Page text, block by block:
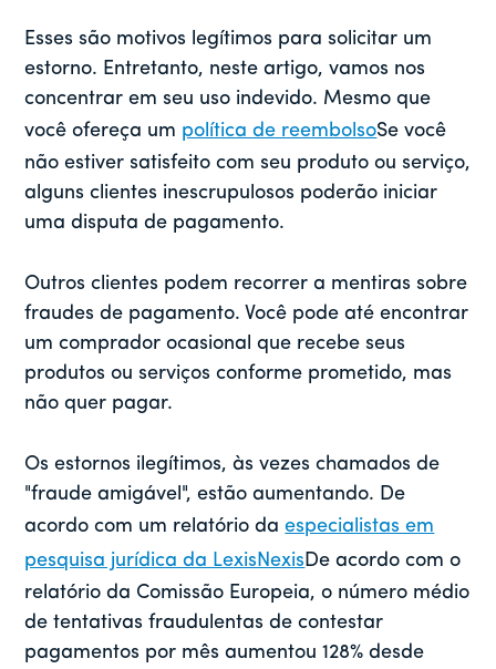
Esses são motivos legítimos para solicitar um
estorno. Entretanto, neste artigo, vamos nos
concentrar em seu uso indevido. Mesmo que
você ofereça um política de reembolsoSe você
não estiver satisfeito com seu produto ou serviço,
alguns clientes inescrupulosos poderão iniciar
uma disputa de pagamento.
Outros clientes podem recorrer a mentiras sobre
fraudes de pagamento. Você pode até encontrar
um comprador ocasional que recebe seus
produtos ou serviços conforme prometido, mas
não quer pagar.
Os estornos ilegítimos, às vezes chamados de
"fraude amigável", estão aumentando. De
acordo com um relatório daespecialistas em
pesquisa jurídica da LexisNexis De acordo com o
relatório da Comissão Europeia, o número médio
de tentativas fraudulentas de contestar
pagamentos por mês aumentou 128% desde